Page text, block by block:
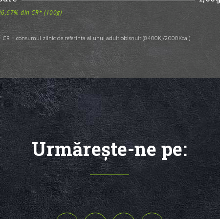
din CR* (100g)
CR = consumul zilnic de referinta al unui adult obisnuit (8400KJ/2000Kcal)
Urmăreşte-ne pe: